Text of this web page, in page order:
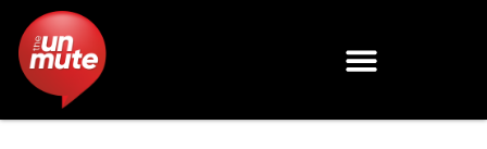
content